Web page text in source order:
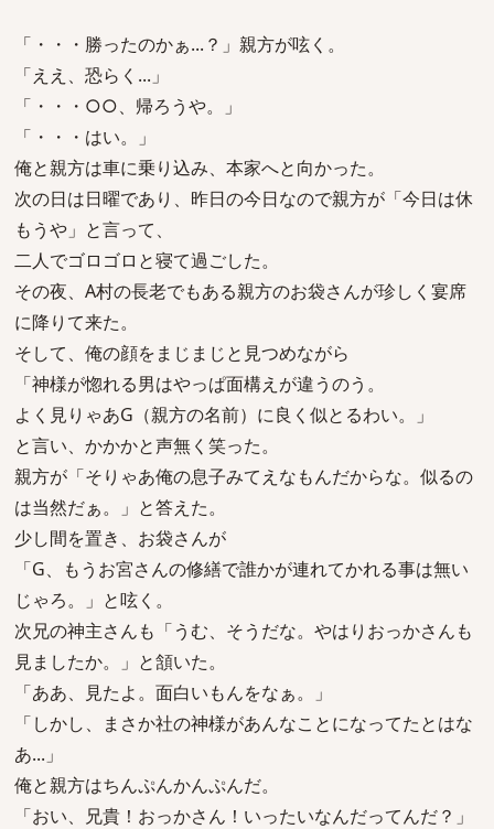
「・・・勝ったのかぁ...？」親方が呟く。
「ええ、恐らく...」
「・・・○○、帰ろうや。」
「・・・はい。」
俺と親方は車に乗り込み、本家へと向かった。
次の日は日曜であり、昨日の今日なので親方が「今日は休
もうや」と言って、
二人でゴロゴロと寝て過ごした。
その夜、A村の長老でもある親方のお袋さんが珍しく宴席
に降りて来た。
そして、俺の顔をまじまじと見つめながら
「神様が惚れる男はやっぱ面構えが違うのう。
よく見りゃあG（親方の名前）に良く似とるわい。」
と言い、かかかと声無く笑った。
親方が「そりゃあ俺の息子みてえなもんだからな。似るの
は当然だぁ。」と答えた。
少し間を置き、お袋さんが
「G、もうお宮さんの修繕で誰かが連れてかれる事は無い
じゃろ。」と呟く。
次兄の神主さんも「うむ、そうだな。やはりおっかさんも
見ましたか。」と頷いた。
「ああ、見たよ。面白いもんをなぁ。」
「しかし、まさか社の神様があんなことになってたとはな
あ...」
俺と親方はちんぷんかんぷんだ。
「おい、兄貴！おっかさん！いったいなんだってんだ？」